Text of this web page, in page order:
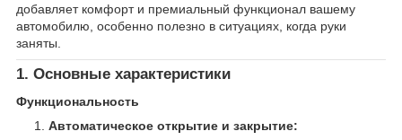
добавляет комфорт и премиальный функционал вашему
автомобилю, особенно полезно в ситуациях, когда руки
заняты.
1. Основные характеристики
Функциональность
Автоматическое открытие и закрытие: